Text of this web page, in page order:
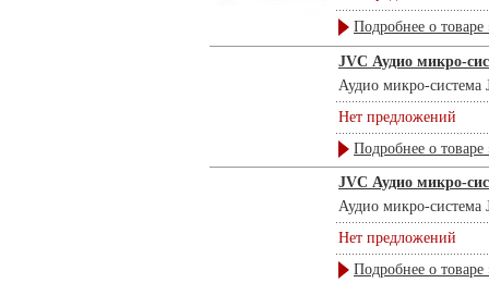
Подробнее о товаре
JVC Аудио микро-
Аудио микро-система
Нет предложений
Подробнее о товаре
JVC Аудио микро-
Аудио микро-система
Нет предложений
Подробнее о товаре